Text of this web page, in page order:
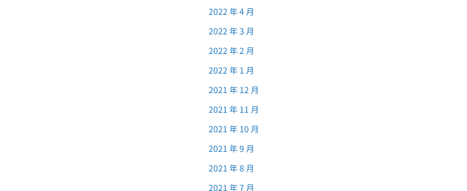
2022 年 4 月
2022 年 3 月
2022 年 2 月
2022 年 1 月
2021 年 12 月
2021 年 11 月
2021 年 10 月
2021 年 9 月
2021 年 8 月
2021 年 7 月